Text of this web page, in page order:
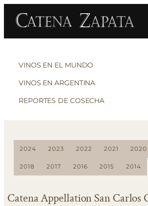
VINOS EN EL MUNDO
VINOS EN ARGENTINA
REPORTES DE COSECHA
2024 2023 2022 2021 2020
2018 2017 2016 2015 2014
Catena Appellation San Carlos